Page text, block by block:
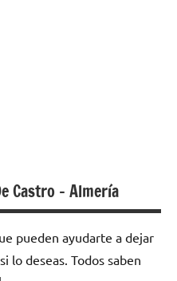
Castro – Almería
pueden ayudarte а dejar
lo deseas. Todos saben